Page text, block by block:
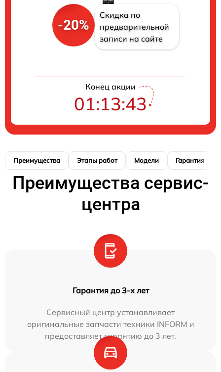
-20%
Скидка по
предварительной
записи на сайте
Конец акции
01:13:42
Преимущества Этапы работ Модели Гарантия
Преимущества сервис-
центра
Гарантия до 3-х лет
Сервисный центр устанавливает
оригинальные запчасти техники INFORM и
предоставляет гарантию до 3 лет.